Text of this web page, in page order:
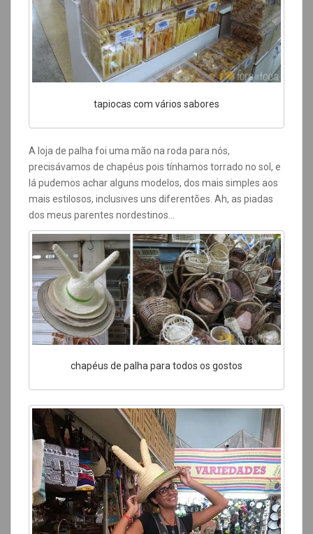
tapiocas com vários sabores
A loja de palha foi uma mão na roda para nós,
precisávamos de chapéus pois tínhamos torrado no sol, e
lá pudemos achar alguns modelos, dos mais simples aos
mais estilosos, inclusives uns diferentões. Ah, as piadas
dos meus parentes nordestinos…
chapéus de palha para todos os gostos